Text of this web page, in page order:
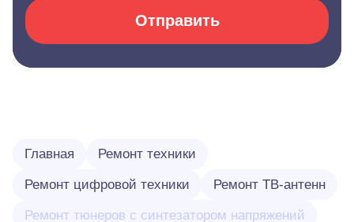
Отправить
Главная Ремонт техники
Ремонт цифровой техники Ремонт ТВ-антенн
Ремонт тюнеров с синтезатором напряжений